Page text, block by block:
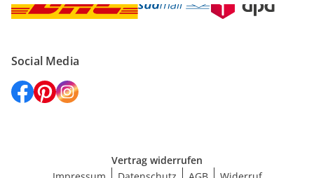
Social Media
Vertrag widerrufen